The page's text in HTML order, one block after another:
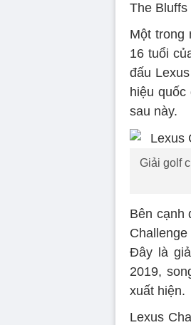
The Bluffs
Một trong
16 tuổi
đấu
hiệu
sau này.
Giải golf
Bên cạnh
Đây là
2019,
xuất hiện.
Lexus